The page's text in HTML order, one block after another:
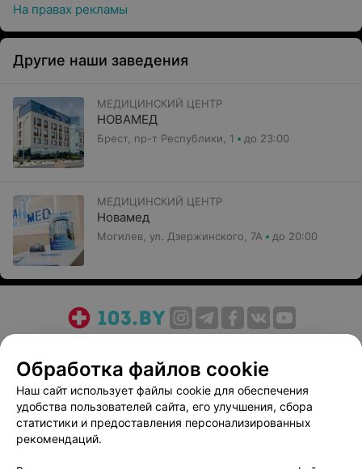
На правах рекламы
Другие наши заведения
МЕДИЦИНСКИЙ ЦЕНТР
НОВАМЕД
Брест, пр-т Республики, 1 до 23:00
МЕДИЦИНСКИЙ ЦЕНТР
Новамед
Могилев, ул. Дзержинского, 7А до 20:00
Медицинский маркетинг
Публичный договор
Пользовательское соглашение
Способы оплаты
Вакансии
Партнеры
Написать руководителю 103.by
Обработка файлов cookie
Наш сайт использует файлы cookie для обеспечения
удобства пользователей сайта, его улучшения, сбора
статистики и предоставления персонализированных
рекомендаций.